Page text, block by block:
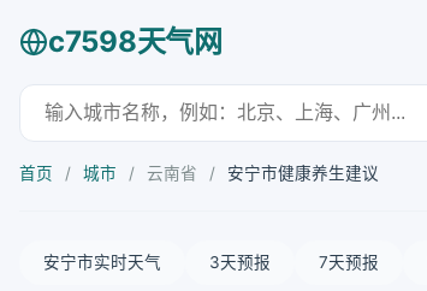
c7598天气网
首页 / 城市 / 云南省 / 安宁市健康养生建议
安宁市实时天气 3天预报 7天预报